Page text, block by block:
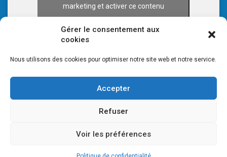
Gérer le consentement aux
cookies
Nous utilisons des cookies pour optimiser notre site web et notre service.
Accepter
Refuser
Voir les préférences
marketing et activer ce contenu
© 2026 CULTURE 70 -Mentions légales-